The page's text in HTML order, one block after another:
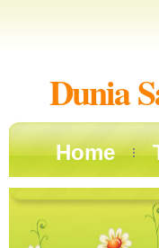
Dunia
Home